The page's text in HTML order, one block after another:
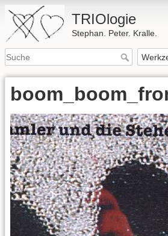
TRIOlogie
Stephan. Peter. Kralle.